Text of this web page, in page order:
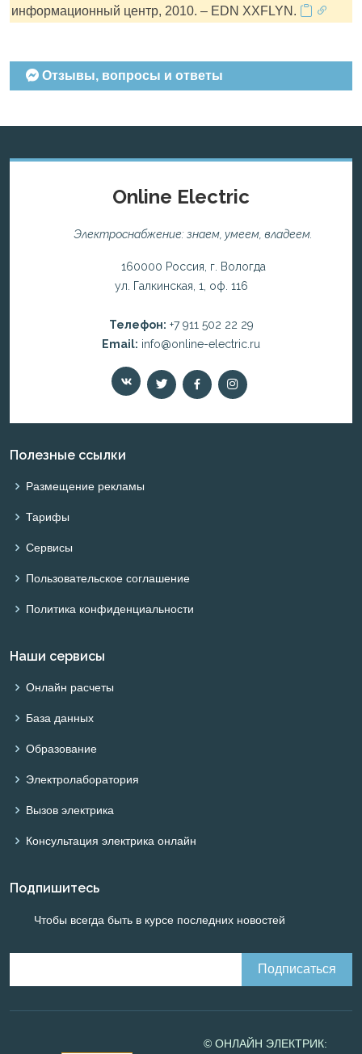
информационный центр, 2010. – EDN XXFLYN.
Отзывы, вопросы и ответы
Online Electric
Электроснабжение: знаем, умеем, владеем.
160000 Россия, г. Вологда
ул. Галкинская, 1, оф. 116
Телефон: +7 911 502 22 29
Email: info@online-electric.ru
Полезные ссылки
Размещение рекламы
Тарифы
Сервисы
Пользовательское соглашение
Политика конфиденциальности
Наши сервисы
Онлайн расчеты
База данных
Образование
Электролаборатория
Вызов электрика
Консультация электрика онлайн
Подпишитесь
Чтобы всегда быть в курсе последних новостей
© ОНЛАЙН ЭЛЕКТРИК: